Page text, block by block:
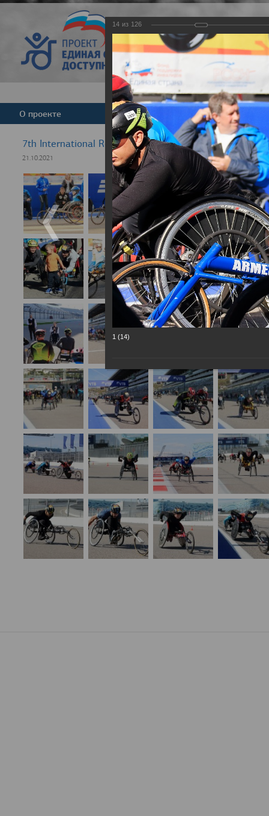
Версия для
О проекте Команда Новости
7th International Rezept-Sport Wheelchair Half
21.10.2021
14 из 126
1 (14)